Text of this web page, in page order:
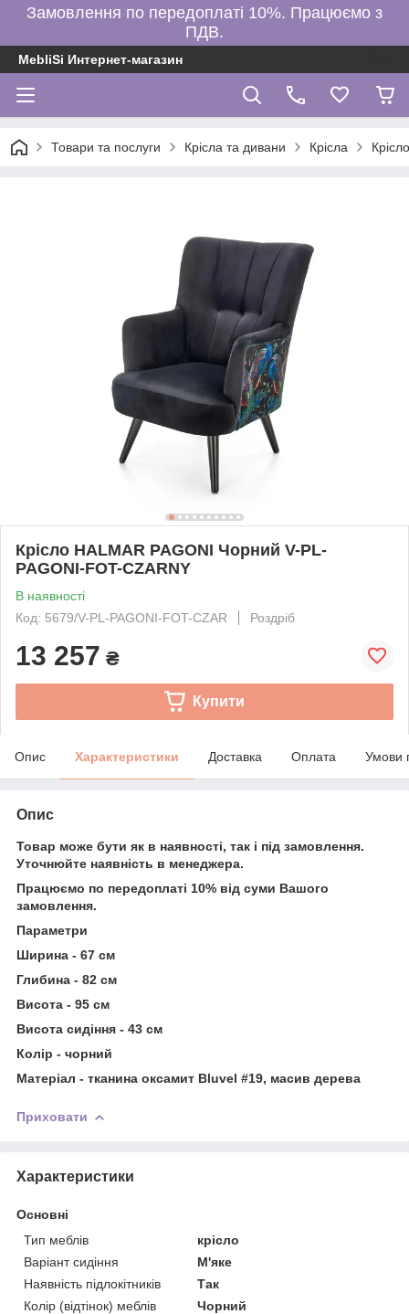
Замовлення по передоплаті 10%. Працюємо з
ПДВ.
MebliSi Интернет-магазин
Товари та послуги Крісла та дивани Крісла
Крісло HALMAR PAGONI Чорний V-PL-
PAGONI-FOT-CZARNY
В наявності
Код: 5679/V-PL-PAGONI-FOT-CZAR
Роздріб
13 257 ₴
Купити
Опис Характеристики Доставка Оплата Умови
Опис
Товар може бути як в наявності, так і під замовлення.
Уточнюйте наявність в менеджера.
Працюємо по передоплаті 10% від суми Вашого
замовлення.
Параметри
Ширина - 67 см
Глибина - 82 см
Висота - 95 см
Висота сидіння - 43 см
Колір - чорний
Матеріал - тканина оксамит Bluvel #19, масив дерева
Приховати
Характеристики
Основні
Тип меблів
крісло
Варіант сидіння
М'яке
Наявність підлокітників
Так
Колір (відтінок) меблів
Чорний